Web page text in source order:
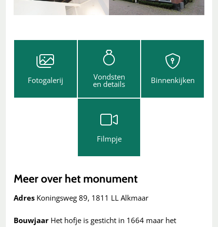
Fotogalerij Vondsten
en details Binnenkijken
Filmpje
Meer over het monument
Adres Koningsweg 89, 1811 LL Alkmaar
Bouwjaar Het hofje is gesticht in 1664 maar het